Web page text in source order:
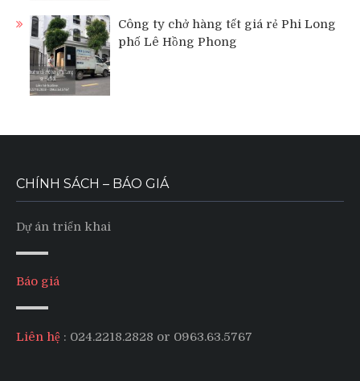
Công ty chở hàng tết giá rẻ Phi Long
phố Lê Hồng Phong
CHÍNH SÁCH – BÁO GIÁ
Dự án triển khai
Báo giá
Liên hệ : 024.2218.2828 or 0963.63.5767